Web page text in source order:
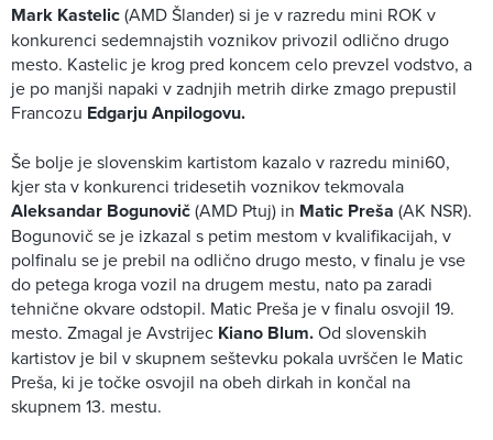
Mark Kastelic(AMD Šlander) si je v razredu mini ROK v
konkurenci sedemnajstih voznikov privozil odlično drugo
mesto. Kastelic je krog pred koncem celo prevzel vodstvo, a
je po manjši napaki v zadnjih metrih dirke zmago prepustil
Francozu Edgarju Anpilogovu.
Še bolje je slovenskim kartistom kazalo v razredu mini60,
kjer sta v konkurenci tridesetih voznikov tekmovala
Aleksandar Bogunovič(AMD Ptuj) in Matic Preša (AK NSR).
Bogunovič se je izkazal s petim mestom v kvalifikacijah, v
polfinalu se je prebil na odlično drugo mesto, v finalu je vse
do petega kroga vozil na drugem mestu, nato pa zaradi
tehnične okvare odstopil. Matic Preša je v finalu osvojil 19.
mesto. Zmagal je Avstrijec Kiano Blum.Od slovenskih
kartistov je bil v skupnem seštevku pokala uvrščen le Matic
Preša, ki je točke osvojil na obeh dirkah in končal na
skupnem 13. mestu.